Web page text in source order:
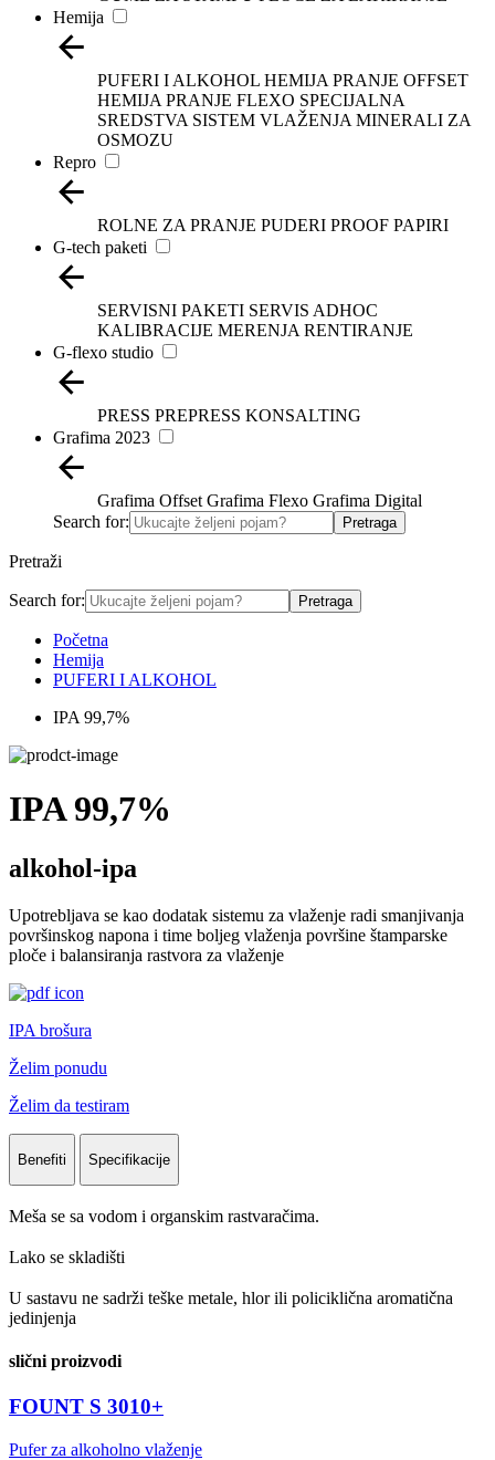
Hemija
PUFERI I ALKOHOL HEMIJA PRANJE OFFSET
HEMIJA PRANJE FLEXO SPECIJALNA
SREDSTVA SISTEM VLAŽENJA MINERALI ZA
OSMOZU
Repro
ROLNE ZA PRANJE PUDERI PROOF PAPIRI
G-tech paketi
SERVISNI PAKETI SERVIS ADHOC
KALIBRACIJE MERENJA RENTIRANJE
G-flexo studio
PRESS PREPRESS KONSALTING
Grafima 2023
Grafima Offset Grafima Flexo Grafima Digital
Search for:
Pretraži
Search for:
Početna
Hemija
PUFERI I ALKOHOL
IPA 99,7%
IPA 99,7%
alkohol-ipa
Upotrebljava se kao dodatak sistemu za vlaženje radi smanjivanja
površinskog napona i time boljeg vlaženja površine štamparske
ploče i balansiranja rastvora za vlaženje
IPA brošura
Želim ponudu
Želim da testiram
Benefiti Specifikacije
Meša se sa vodom i organskim rastvaračima.
Lako se skladišti
U sastavu ne sadrži teške metale, hlor ili policiklična aromatična
jedinjenja
slični proizvodi
FOUNT S 3010+
Pufer za alkoholno vlaženje